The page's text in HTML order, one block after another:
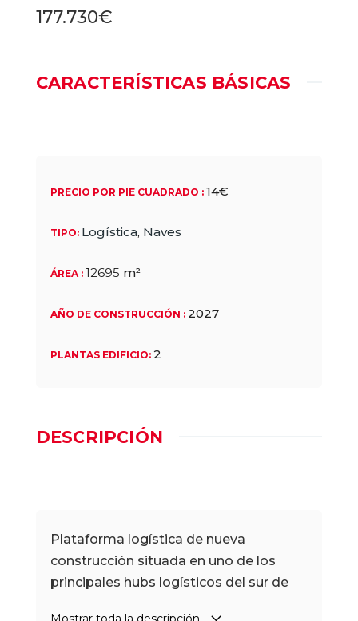
177.730€
CARACTERÍSTICAS BÁSICAS
PRECIO POR PIE CUADRADO : 14€
TIPO: Logística, Naves
ÁREA : 12695 m²
AÑO DE CONSTRUCCIÓN : 2027
PLANTAS EDIFICIO: 2
DESCRIPCIÓN
Plataforma logística de nueva
construcción situada en uno de los
principales hubs logísticos del sur de
Europa, con excelentes conexiones al